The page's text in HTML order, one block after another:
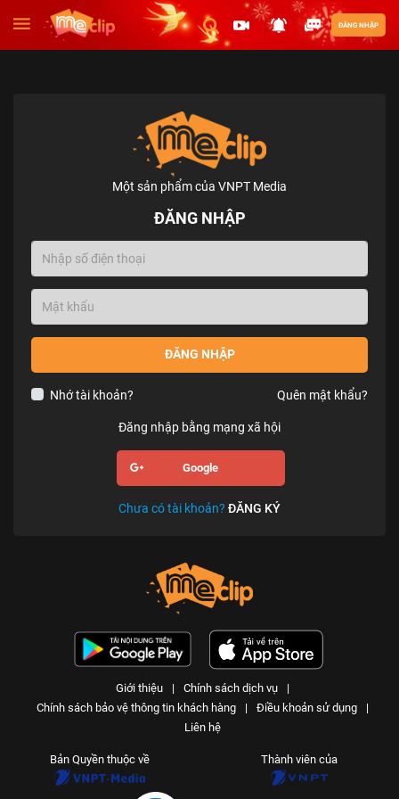
ĐĂNG NHẬP
Một sản phẩm của VNPT Media
ĐĂNG NHẬP
ĐĂNG NHẬP
Nhớ tài khoản? Quên mật khẩu?
Đăng nhập bằng mạng xã hội
Google
Chưa có tài khoản? ĐĂNG KÝ
Giới thiệu | Chính sách dịch vụ
|
Chính sách bảo vệ thông tin khách hàng
| Điều khoản sử dụng
|
Liên hệ
Bản Quyền thuộc về Thành viên của